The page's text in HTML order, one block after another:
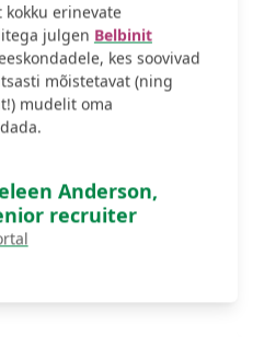
kokku erinevate
julgen Belbinit
kes soovivad
mõistetavat (ning
mudelit oma
Anderson,
recruiter